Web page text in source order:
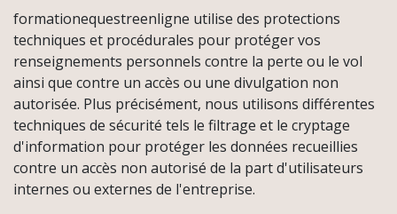
formationequestreenligne utilise des protections
techniques et procédurales pour protéger vos
renseignements personnels contre la perte ou le vol
ainsi que contre un accès ou une divulgation non
autorisée. Plus précisément, nous utilisons différentes
techniques de sécurité tels le filtrage et le cryptage
d'information pour protéger les données recueillies
contre un accès non autorisé de la part d'utilisateurs
internes ou externes de l'entreprise.